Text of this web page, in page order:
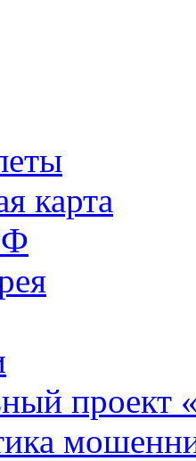
карта
проект